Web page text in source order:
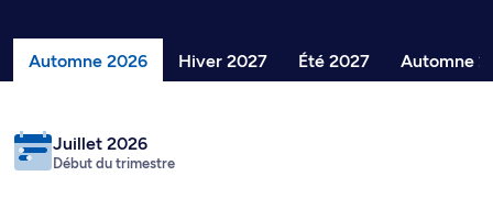
Automne 2026 Hiver 2027 Été 2027 Automne
Juillet 2026
Début du trimestre